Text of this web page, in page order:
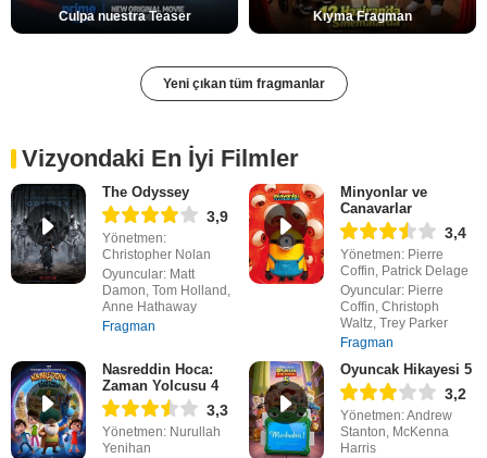
Culpa nuestra Teaser Kıyma Fragman
Yeni çıkan tüm fragmanlar
Vizyondaki En İyi Filmler
The Odyssey
3,9
Yönetmen:
Christopher Nolan
Oyuncular: Matt
Damon, Tom Holland,
Anne Hathaway
Fragman
Minyonlar ve
Canavarlar
3,4
Yönetmen: Pierre
Coffin, Patrick Delage
Oyuncular: Pierre
Coffin, Christoph
Waltz, Trey Parker
Fragman
Nasreddin Hoca:
Zaman Yolcusu 4
3,3
Yönetmen: Nurullah
Yenihan
Oyuncak Hikayesi 5
3,2
Yönetmen: Andrew
Stanton, McKenna
Harris